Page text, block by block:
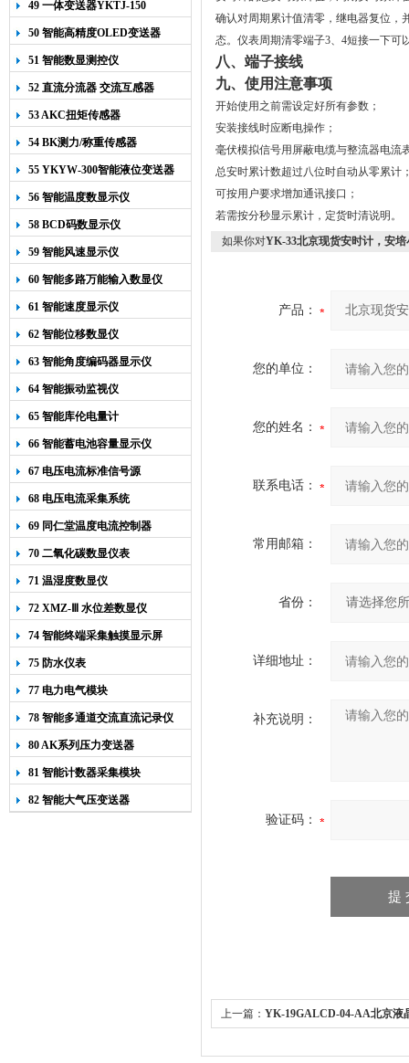
49 一体变送器YKTJ-150
50 智能高精度OLED变送器
YK-218
51 智能数显测控仪
52 直流分流器 交流互感器
53 AKC扭矩传感器
54 BK测力/称重传感器
55 YKYW-300智能液位变送器
56 智能温度数显示仪
58 BCD码数显示仪
59 智能风速显示仪
60 智能多路万能输入数显仪
61 智能速度显示仪
62 智能位移数显仪
63 智能角度编码器显示仪
64 智能振动监视仪
65 智能库伦电量计
66 智能蓄电池容量显示仪
67 电压电流标准信号源
68 电压电流采集系统
69 同仁堂温度电流控制器
70 二氧化碳数显仪表
71 温湿度数显仪
72 XMZ-Ⅲ 水位差数显仪
74 智能终端采集触摸显示屏
75 防水仪表
77 电力电气模块
78 智能多通道交流直流记录仪
80 AK系列压力变送器
81 智能计数器采集模块
82 智能大气压变送器
确认对周期累计值清零，继电器复位，
态。仪表周期清零端子3、 4短接一下可
八、端子接线
九、使用注意事项
开始使用之前需设定好所有参数；
安装接线时应断电操作；
毫伏模拟信号用屏蔽电缆与整流器电流
总安时累计数超过八位时自动从零累计
可按用户要求增加通讯接口；
若需按分秒显示累计，定货时清说明。
如果你对YK-33北京现货安时计，安培
产品：
您的单位：
您的姓名：
联系电话：
常用邮箱：
省份：
详细地址：
补充说明：
验证码：
上一篇： YK-19GALCD-04-AA北京液